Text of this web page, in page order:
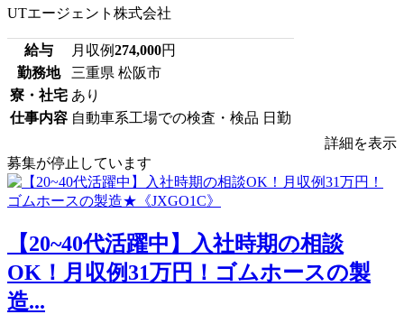
UTエージェント株式会社
給与 月収例274,000円
勤務地
三重県 松阪市
寮・社宅 あり
仕事内容 自動車系工場での検査・検品 日勤
詳細を表示
募集が停止しています
【20~40代活躍中】入社時期の相談
OK！月収例31万円！ゴムホースの製
造...